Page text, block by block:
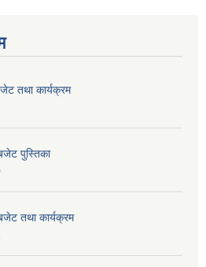
तथा कार्यक्रम
पुस्तिका
तथा कार्यक्रम